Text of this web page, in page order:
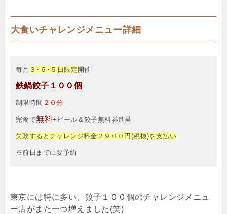
大食いチャレンジメニュー詳細
毎月 ３･６･５日限定開催
鉄鍋餃子１００個
制限時間 ２０分
完食で無料+ビール＆餃子無料券進呈
失敗するとチャレンジ料金２９００円(税抜)を支払い
※前日までに要予約
東京には特に多い、餃子１００個のチャレンジメニュ
ー店がまた一つ増えました(笑)